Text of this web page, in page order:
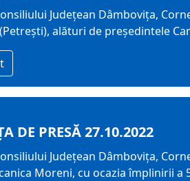
Județean Dâmbovița,
alături de președintele
DE PRESĂ 27.10.2022
Județean Dâmbovița,
Moreni, cu ocazia împlinirii a